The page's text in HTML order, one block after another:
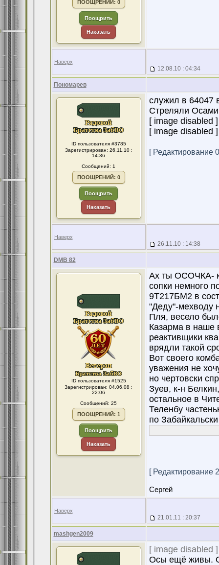
ПООЩРЕНИЙ: 0
Поощрить
Наказать
Наверх
12.08.10 : 04:34
Пономарев
ID пользователя #3785
Зарегистрирован: 26.11.10 :
14:36
Сообщений: 1
ПООЩРЕНИЙ: 0
Поощрить
Наказать
служил в 64047
Стреляли
[ image disabled ]
[ image disabled ]
[ Редактирование
Наверх
26.11.10 : 14:38
DMB 82
ID пользователя #1525
Зарегистрирован: 04.06.08 :
22:06
Сообщений: 25
ПООЩРЕНИЙ: 1
Поощрить
Наказать
Ах ты ОСОЧКА-
сопки немного
9Т217БМ2 в
"Деду"-мехводу
Пля, весело
Казарма в наше
реактивщики
врядли такой
Вот своего
уважения не
но чертовски
Зуев, к-н
остальное в
Теленбу
по
[ Редактирование
Сергей
Наверх
21.01.11 : 20:37
mashgen2009
[ image disabled ]
Осы ещё живы.